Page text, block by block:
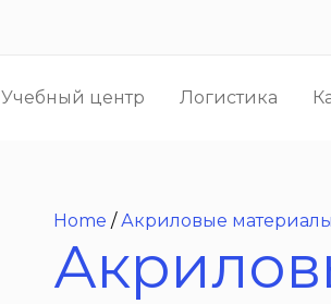
Учебный центр Логистика
Home /Акриловые материалы